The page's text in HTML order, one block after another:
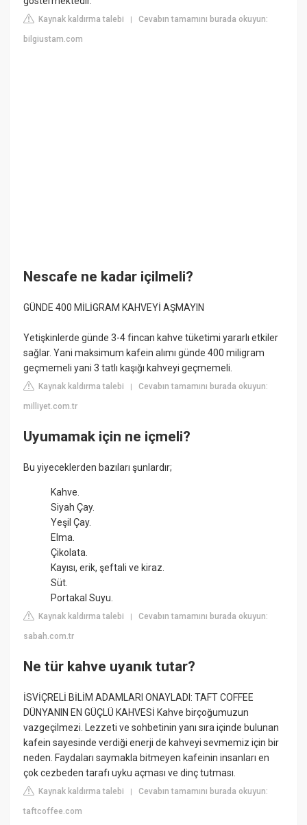
Kaynak kaldırma talebi |Cevabın tamamını burada okuyun:
bilgiustam.com
Nescafe ne kadar içilmeli?
GÜNDE 400 MİLİGRAM KAHVEYİ AŞMAYIN
Yetişkinlerde günde 3-4 fincan kahve tüketimi yararlı etkiler
sağlar. Yani maksimum kafein alımı günde 400 miligram
geçmemeli yani 3 tatlı kaşığı kahveyi geçmemeli.
Kaynak kaldırma talebi |Cevabın tamamını burada okuyun:
milliyet.com.tr
Uyumamak için ne içmeli?
Bu yiyeceklerden bazıları şunlardır;
Kahve.
Siyah Çay.
Yeşil Çay.
Elma.
Çikolata.
Kayısı, erik, şeftali ve kiraz.
Süt.
Portakal Suyu.
Kaynak kaldırma talebi |Cevabın tamamını burada okuyun:
sabah.com.tr
Ne tür kahve uyanık tutar?
İSVİÇRELİ BİLİM ADAMLARI ONAYLADI: TAFT COFFEE
DÜNYANIN EN GÜÇLÜ KAHVESİ Kahve birçoğumuzun
vazgeçilmezi. Lezzeti ve sohbetinin yanı sıra içinde bulunan
kafein sayesinde verdiği enerji de kahveyi sevmemiz için bir
neden. Faydaları saymakla bitmeyen kafeinin insanları en
çok cezbeden tarafı uyku açması ve dinç tutması.
Kaynak kaldırma talebi |Cevabın tamamını burada okuyun:
taftcoffee.com